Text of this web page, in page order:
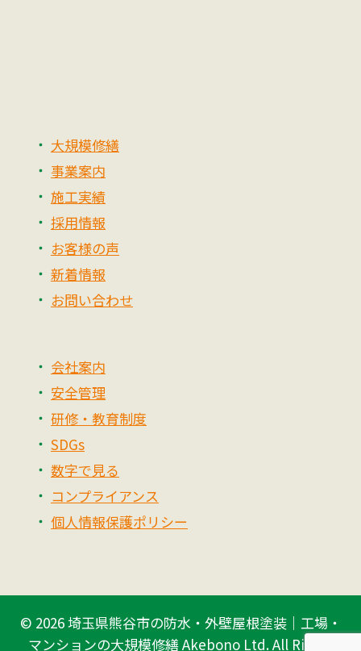
大規模修繕
事業案内
施工実績
採用情報
お客様の声
新着情報
お問い合わせ
会社案内
安全管理
研修・教育制度
SDGs
数字で見る
コンプライアンス
個人情報保護ポリシー
© 2026埼玉県熊谷市の防水・外壁屋根塗装｜工場・
マンションの大規模修繕 Akebono Ltd.All Rights